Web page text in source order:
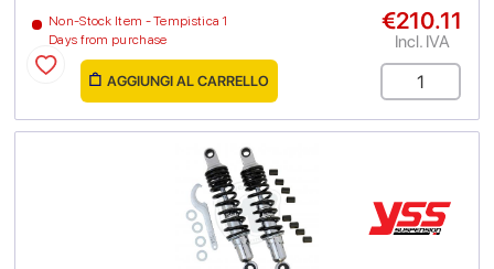
Non-Stock Item - Tempistica 1
Days from purchase
€210.11
Incl. IVA
AGGIUNGI AL CARRELLO